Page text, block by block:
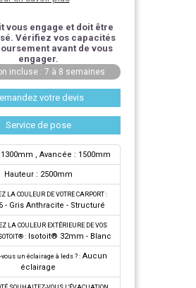
vous engage et doit être
Vérifiez vos capacités
avant de vous
engager.
incluse : 7 à 8 semaines
votre devis
Service de pose
, Avancée : 1500mm
Hauteur : 2500mm
LA COULEUR DE VOTRE CARPORT :
- Gris Anthracite - Structuré
LA COULEUR EXTÉRIEURE DE VOS
: Isotoit® 32mm - Blanc
un éclairage à leds ? : Aucun
éclairage